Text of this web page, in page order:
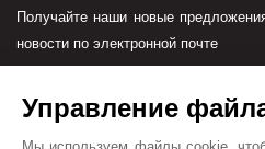
Получайте наши новые
новости по электронной почте
Управление
Мы используем файлы cookie,